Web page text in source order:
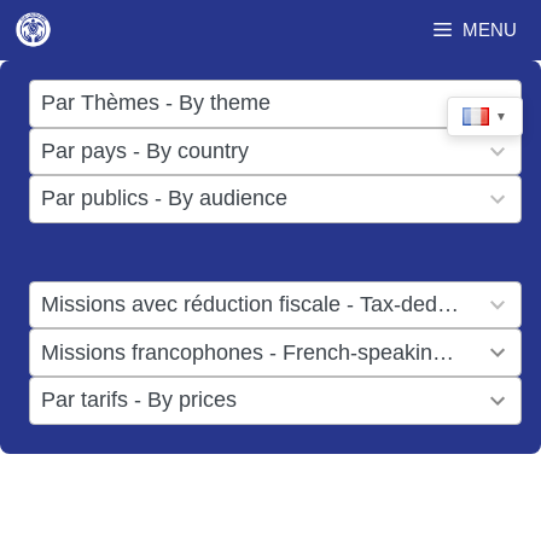
Aller
au
contenu
MENU
▼
Par Thèmes - By theme
17
results
available
Par pays - By country
50
results
available
Par publics - By audience
results
Missions avec réduction fiscale - Tax-deductible missions
result
available
Missions francophones - French-speaking missions
result
available
Par tarifs - By prices
results
available